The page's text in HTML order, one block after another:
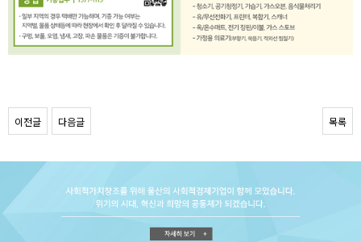
이전글 다음글 목록